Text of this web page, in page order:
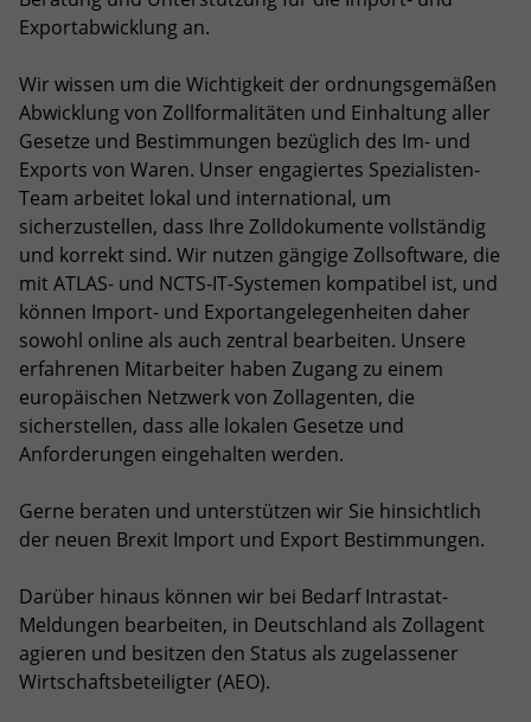
Exportabwicklung an.
Wir wissen um die Wichtigkeit der ordnungsgemäßen
Abwicklung von Zollformalitäten und Einhaltung aller
Gesetze und Bestimmungen bezüglich des Im- und
Exports von Waren. Unser engagiertes Spezialisten-
Team arbeitet lokal und international, um
sicherzustellen, dass Ihre Zolldokumente vollständig
und korrekt sind. Wir nutzen gängige Zollsoftware, die
mit ATLAS- und NCTS-IT-Systemen kompatibel ist, und
können Import- und Exportangelegenheiten daher
sowohl online als auch zentral bearbeiten. Unsere
erfahrenen Mitarbeiter haben Zugang zu einem
europäischen Netzwerk von Zollagenten, die
sicherstellen, dass alle lokalen Gesetze und
Anforderungen eingehalten werden.
Gerne beraten und unterstützen wir Sie hinsichtlich
der neuen Brexit Import und Export Bestimmungen.
Darüber hinaus können wir bei Bedarf Intrastat-
Meldungen bearbeiten, in Deutschland als Zollagent
agieren und besitzen den Status als zugelassener
Wirtschaftsbeteiligter (AEO).